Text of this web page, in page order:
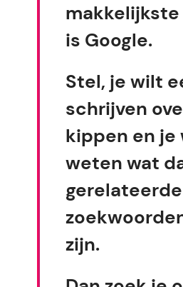
is Google.
Stel, je wilt
schrijven
kippen en je
weten wat
gerelateerde
zijn.